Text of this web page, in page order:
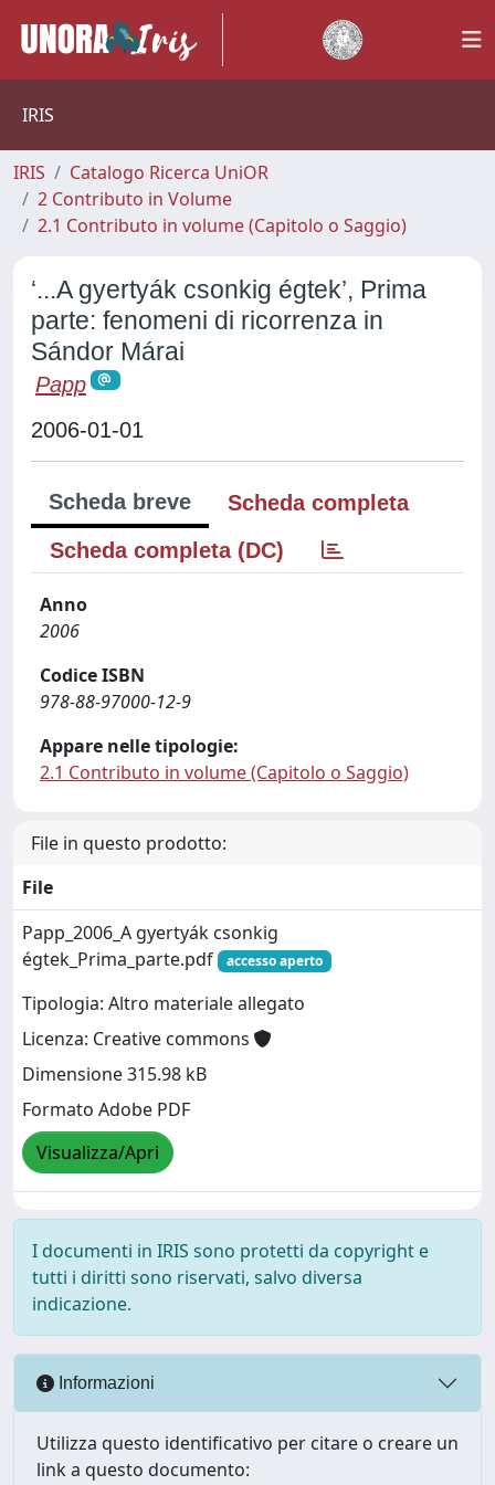
IRIS
IRIS
Catalogo Ricerca UniOR
2 Contributo in Volume
2.1 Contributo in volume (Capitolo o Saggio)
‘...A gyertyák csonkig égtek’, Prima
parte: fenomeni di ricorrenza in
Sándor Márai
Papp
2006-01-01
Scheda breve
Scheda completa
Scheda completa (DC)
Anno
2006
Codice ISBN
978-88-97000-12-9
Appare nelle tipologie:
2.1 Contributo in volume (Capitolo o Saggio)
File in questo prodotto:
File
Papp_2006_A gyertyák csonkig
égtek_Prima_parte.pdf
accesso aperto
Tipologia: Altro materiale allegato
Licenza: Creative commons
Dimensione 315.98 kB
Formato Adobe PDF
Visualizza/Apri
I documenti in IRIS sono protetti da copyright e
tutti i diritti sono riservati, salvo diversa
indicazione.
Informazioni
Utilizza questo identificativo per citare o creare un
link a questo documento: